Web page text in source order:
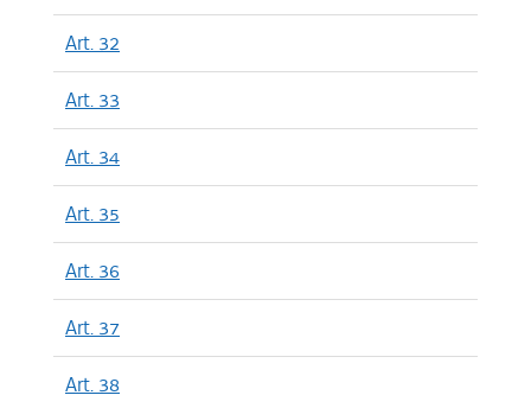
Art. 32
Art. 33
Art. 34
Art. 35
Art. 36
Art. 37
Art. 38